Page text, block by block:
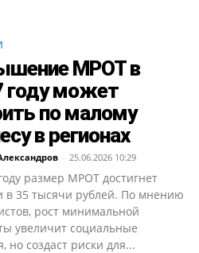
МРОТ в
году может
по малому
в регионах
- 25.06.2026 10:29
размер МРОТ достигнет
в 35 тысячи рублей. По мнению
рост минимальной
увеличит социальные
но создаст риски для...